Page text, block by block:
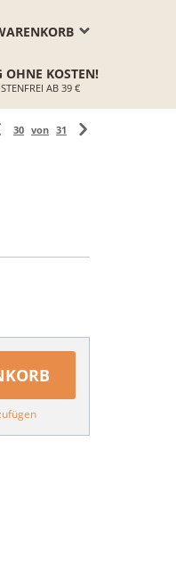
OHNE KOSTEN!
AB 39 €
30 von 31